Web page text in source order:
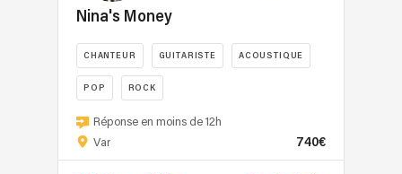
Nina's Money
CHANTEUR GUITARISTE ACOUSTIQUE
POP ROCK
Nina's
Money
Réponse en moins de 12h
Var
740€